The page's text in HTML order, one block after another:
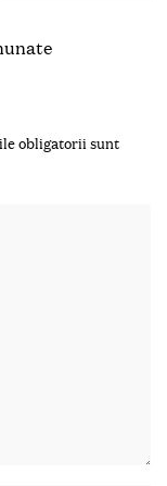
obligatorii sunt